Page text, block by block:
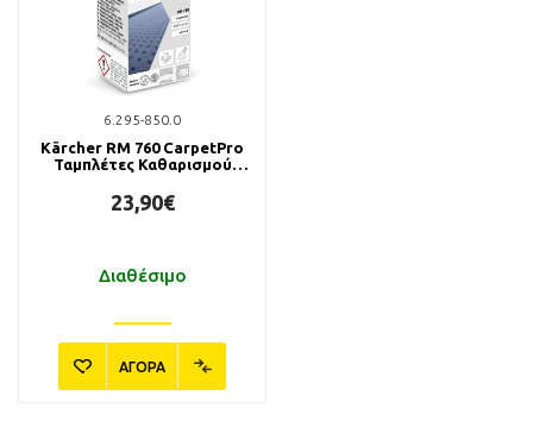
6.295-850.0
Kärcher RM 760 CarpetPro
Ταμπλέτες Καθαρισμού
23,90€
Διαθέσιμο
ΑΓΟΡΑ